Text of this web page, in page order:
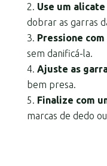
Use um
dobrar as garras
Pressione
sem danificá-la.
Ajuste as
bem presa.
Finalize com
marcas de dedo